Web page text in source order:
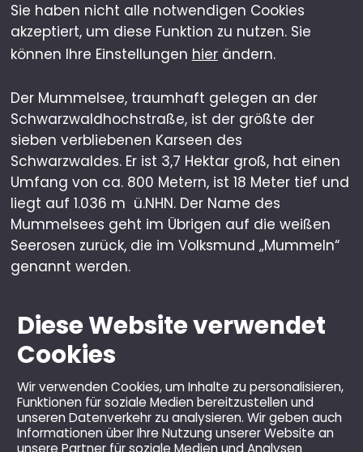
Diese Website verwendet
Cookies
Wir verwenden Cookies, um Inhalte zu personalisieren,
Funktionen für soziale Medien bereitzustellen und
unseren Datenverkehr zu analysieren. Wir geben auch
Informationen über Ihre Nutzung unserer Website an
unsere Partner für soziale Medien und Analysen
Sie haben nicht alle notwendigen Cookies
akzeptiert, um diese Funktion zu nutzen. Sie
können Ihre Einstellungen hierändern.
Der Mummelsee, traumhaft gelegen an der
Schwarzwaldhochstraße, ist der größte der
sieben verbliebenen Karseen des
Schwarzwaldes. Er ist 3,7 Hektar groß, hat einen
Umfang von ca. 800 Metern, ist 18 Meter tief und
liegt auf 1.036 m ü.NHN. Der Name des
Mummelsees geht im Übrigen auf die weißen
Seerosen zurück, die im Volksmund „Mummeln“
genannt werden.